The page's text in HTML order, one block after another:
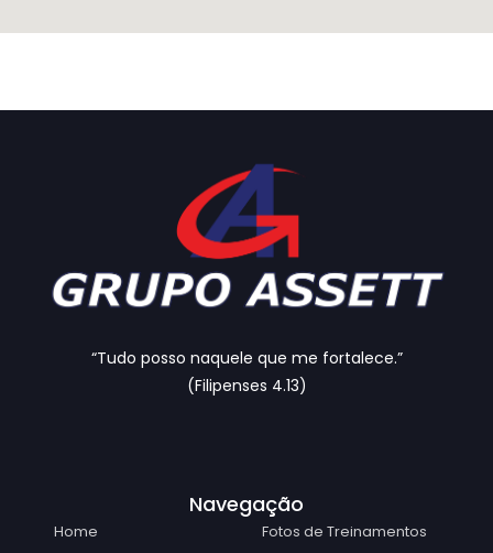
“Tudo posso naquele que me fortalece.”
(Filipenses 4.13)
Navegação
Home
Fotos de Treinamentos